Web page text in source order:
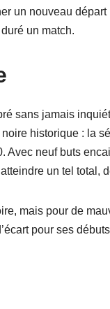
un nouveau
un match.
sans jamais
historique : la
neuf buts
un tel total,
mais pour de
pour ses